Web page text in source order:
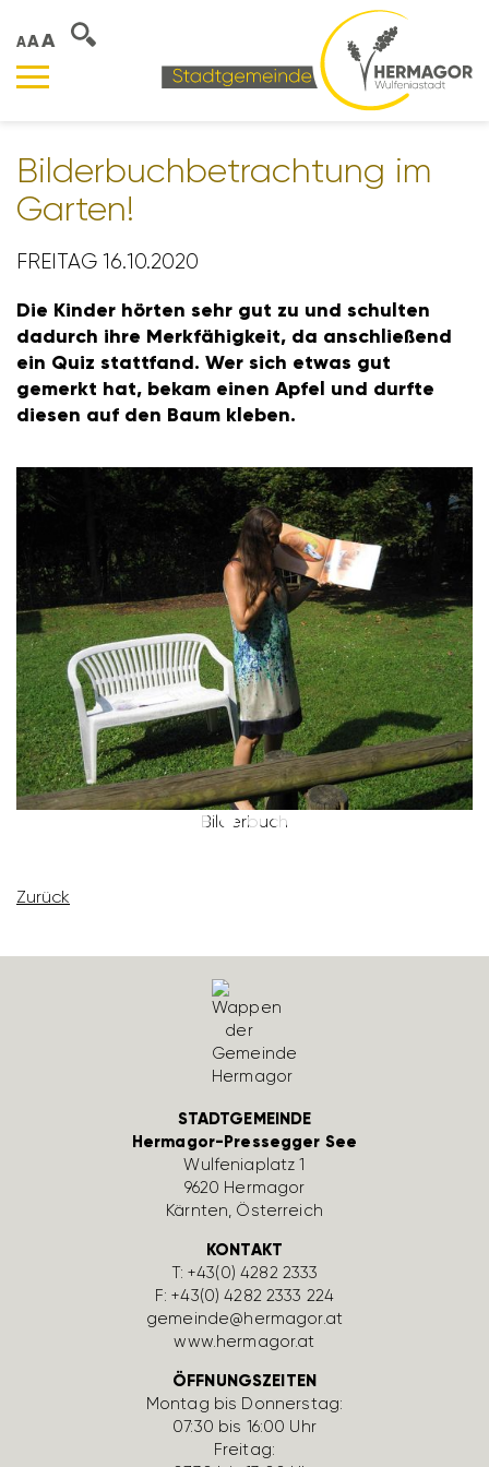
AAA
Bilder­buch­be­trach­tung im
Garten!
FREITAG 16.10.2020
Die Kinder hörten sehr gut zu und schulten
dadurch ihre Merk­fä­hig­keit, da anschlie­ßend
ein Quiz statt­fand. Wer sich etwas gut
gemerkt hat, bekam einen Apfel und durfte
diesen auf den Baum kleben.
Bilder­buch
Zurück
STADTGEMEINDE
Hermagor-Pressegger See
Wulfe­nia­platz 1
9620 Hermagor
Kärnten, Öster­reich
KONTAKT
T:+43(0) 4282 2333
F: +43(0) 4282 2333 224
gemeinde@hermagor.at
www.hermagor.at
ÖFFNUNGSZEITEN
Montag bis Donnerstag:
07:30 bis 16:00 Uhr
Freitag: